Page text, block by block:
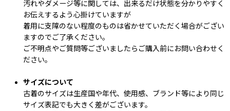
汚れやダメージ等に関しては、出来るだけ状態を分かりやすく
お伝えするよう心掛けていますが
着用に支障のない程度のものは省かせていただく場合がござい
ますのでご了承ください。
ご不明点やご質問等ございましたらご購入前にお問い合わせく
ださい。
サイズについて
古着のサイズは生産国や年代、使用感、ブランド等により同じ
サイズ表記でも大きく差がございます。